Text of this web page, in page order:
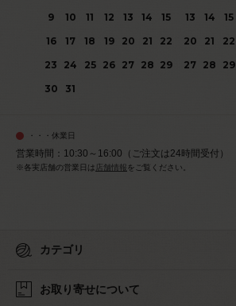
9
10 11 12 13 14
15
16
17 18 19 20 21
22
23
24 25 26 27 28 29
30
31
13
14 15
20
21 22
27 28 29
・・・休業日
営業時間：10:30～16:00（ご注文は24時間受付）
※各実店舗の営業日は 店舗情報 をご覧ください。
カテゴリ
お取り寄せについて